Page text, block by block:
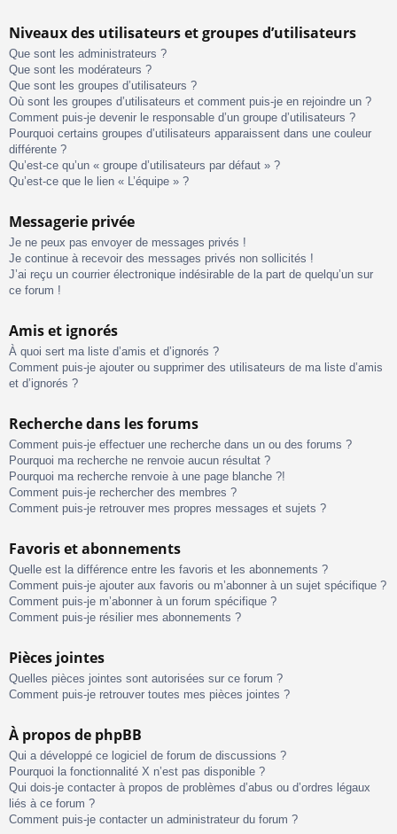
Niveaux des utilisateurs et groupes d’utilisateurs
Que sont les administrateurs ?
Que sont les modérateurs ?
Que sont les groupes d’utilisateurs ?
Où sont les groupes d’utilisateurs et comment puis-je en rejoindre un ?
Comment puis-je devenir le responsable d’un groupe d’utilisateurs ?
Pourquoi certains groupes d’utilisateurs apparaissent dans une couleur
différente ?
Qu’est-ce qu’un « groupe d’utilisateurs par défaut » ?
Qu’est-ce que le lien « L’équipe » ?
Messagerie privée
Je ne peux pas envoyer de messages privés !
Je continue à recevoir des messages privés non sollicités !
J’ai reçu un courrier électronique indésirable de la part de quelqu’un sur
ce forum !
Amis et ignorés
À quoi sert ma liste d’amis et d’ignorés ?
Comment puis-je ajouter ou supprimer des utilisateurs de ma liste d’amis
et d’ignorés ?
Recherche dans les forums
Comment puis-je effectuer une recherche dans un ou des forums ?
Pourquoi ma recherche ne renvoie aucun résultat ?
Pourquoi ma recherche renvoie à une page blanche ?!
Comment puis-je rechercher des membres ?
Comment puis-je retrouver mes propres messages et sujets ?
Favoris et abonnements
Quelle est la différence entre les favoris et les abonnements ?
Comment puis-je ajouter aux favoris ou m’abonner à un sujet spécifique ?
Comment puis-je m’abonner à un forum spécifique ?
Comment puis-je résilier mes abonnements ?
Pièces jointes
Quelles pièces jointes sont autorisées sur ce forum ?
Comment puis-je retrouver toutes mes pièces jointes ?
À propos de phpBB
Qui a développé ce logiciel de forum de discussions ?
Pourquoi la fonctionnalité X n’est pas disponible ?
Qui dois-je contacter à propos de problèmes d’abus ou d’ordres légaux
liés à ce forum ?
Comment puis-je contacter un administrateur du forum ?